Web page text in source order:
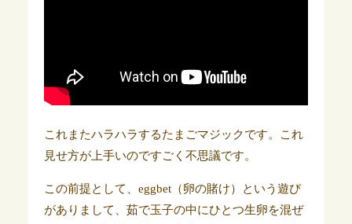
これまたハラハラするたまごマジックです。これ
見せ方が上手いのですごく不思議です。
この前提として、eggbet（卵の賭け）という遊び
がありまして、茹で玉子の中にひとつ生卵を混ぜ